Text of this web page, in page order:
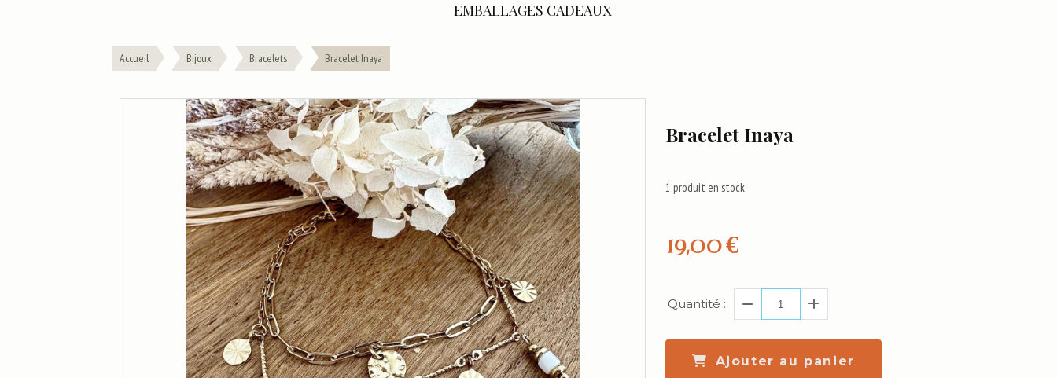
EMBALLAGES CADEAUX
Accueil Bijoux Bracelets Bracelet Inaya
Bracelet Inaya
19,00€
1 produit en stock
Quantité :
Ajouter au panier